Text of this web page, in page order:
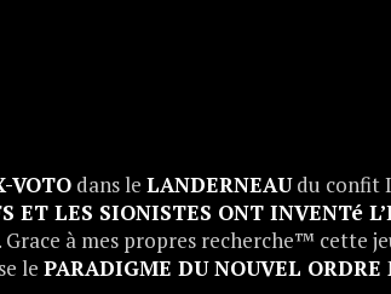
VOTO dans le LANDERNEAUdu confit
ET LES SIONISTES ONT INVENTé
. Grace à mes propres recherche™ cette
le PARADIGME DU NOUVEL